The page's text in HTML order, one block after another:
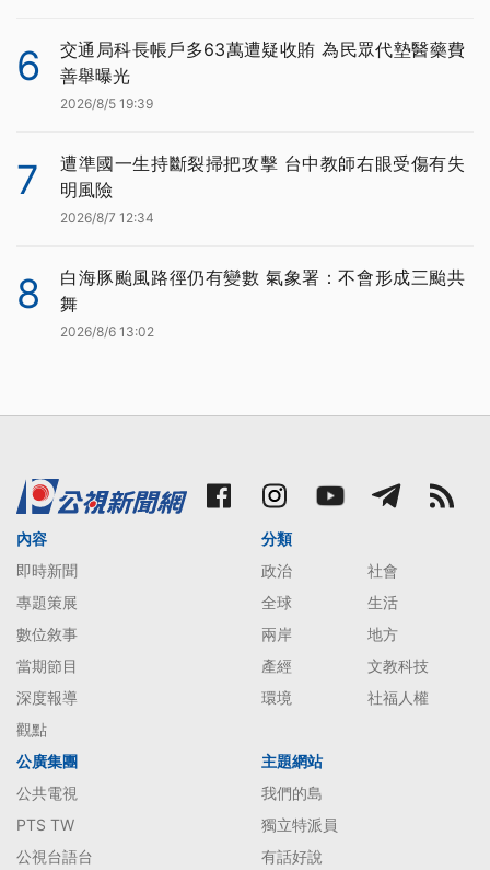
6
交通局科長帳戶多63萬遭疑收賄 為民眾代墊醫藥費
善舉曝光
2026/8/5 19:39
7
遭準國一生持斷裂掃把攻擊 台中教師右眼受傷有失
明風險
2026/8/7 12:34
8
白海豚颱風路徑仍有變數 氣象署：不會形成三颱共
舞
2026/8/6 13:02
內容
即時新聞
專題策展
數位敘事
當期節目
深度報導
觀點
分類
政治
社會
全球
生活
兩岸
地方
產經
文教科技
環境
社福人權
公廣集團
公共電視
PTS TW
公視台語台
主題網站
我們的島
獨立特派員
有話好說